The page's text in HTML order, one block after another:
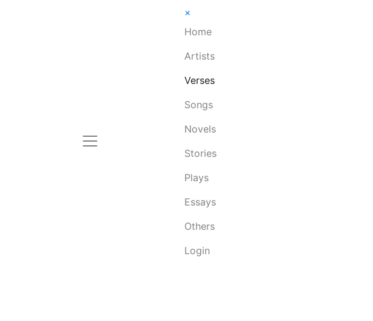
×
Home
Artists
Verses
Songs
Novels
Stories
Plays
Essays
Others
Login